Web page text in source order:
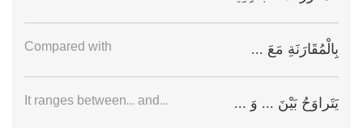
بِالْمُقَارَنَةِ مَعَ ... Compared with
يَتَراوَحُ بَيْنَ ... وَ ... It ranges between… and…